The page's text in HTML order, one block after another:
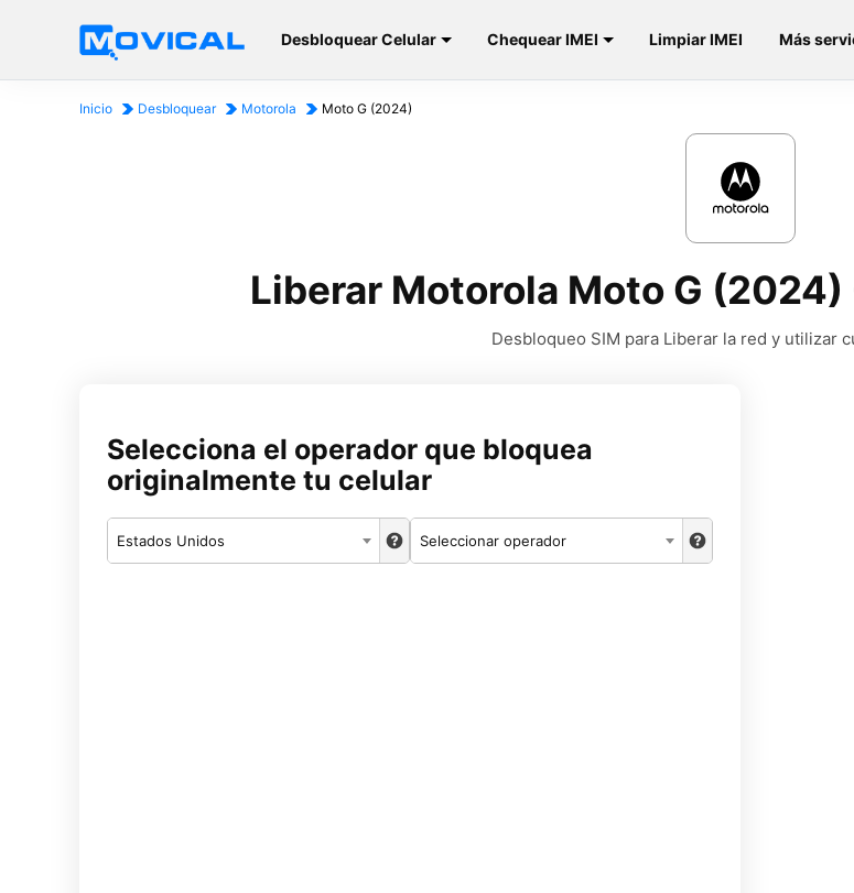
Desbloquear Celular Chequear IMEI Limpiar IMEI Más
Inicio Desbloquear Motorola Moto G (2024)
Liberar Motorola Moto G
Desbloqueo SIM para Liberar la red y utilizar
Selecciona el operador que bloquea
originalmente tu celular
Estados Unidos Seleccionar operador